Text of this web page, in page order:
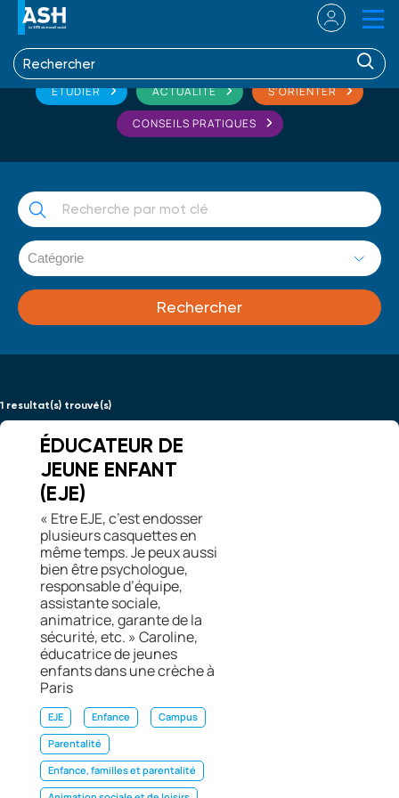
ETUDIER ACTUALITÉ S'ORIENTER
CONSEILS PRATIQUES
1 resultat(s) trouvé(s)
ÉDUCATEUR DE
JEUNE ENFANT
(EJE)
« Etre EJE, c’est endosser
plusieurs casquettes en
même temps. Je peux aussi
bien être psychologue,
responsable d’équipe,
assistante sociale,
animatrice, garante de la
sécurité, etc. » Caroline,
éducatrice de jeunes
enfants dans une crèche à
Paris
EJE Enfance
Campus
Parentalité
Enfance, familles et parentalité